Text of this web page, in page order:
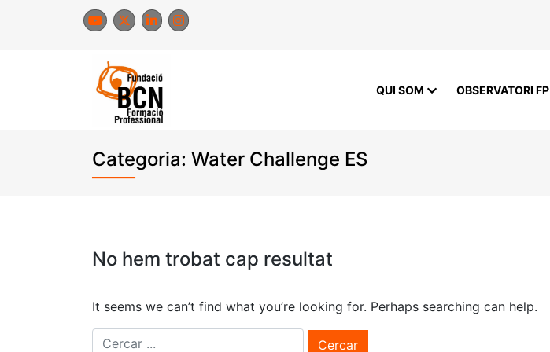
Categoria: Water Challenge ES
QUI SOM OBSERVATORI FP
No hem trobat cap resultat
It seems we can’t find what you’re looking for. Perhaps searching can help.